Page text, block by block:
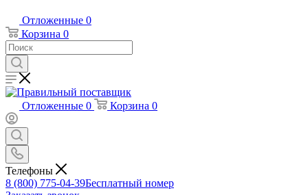
Отложенные 0
Корзина 0
Отложенные 0 Корзина 0
Телефоны
8 (800) 775-04-39Бесплатный номер